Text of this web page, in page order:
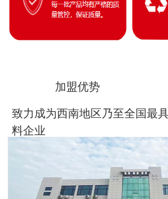
加盟优势
致力成为西南地区乃至全国最
料企业